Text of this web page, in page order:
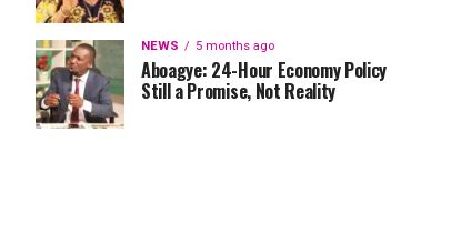
NEWS 5 months ago
Aboagye: 24-Hour Economy Policy
Still a Promise, Not Reality